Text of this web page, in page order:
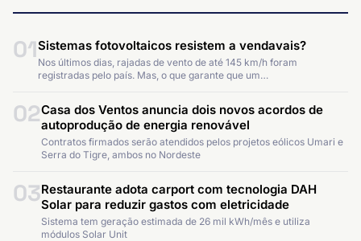
01Sistemas fotovoltaicos resistem a vendavais?
Nos últimos dias, rajadas de vento de até 145 km/h foram
registradas pelo país. Mas, o que garante que um…
02Casa dos Ventos anuncia dois novos acordos de
autoprodução de energia renovável
Contratos firmados serão atendidos pelos projetos eólicos Umari e
Serra do Tigre, ambos no Nordeste
03Restaurante adota carport com tecnologia DAH
Solar para reduzir gastos com eletricidade
Sistema tem geração estimada de 26 mil kWh/mês e utiliza
módulos Solar Unit